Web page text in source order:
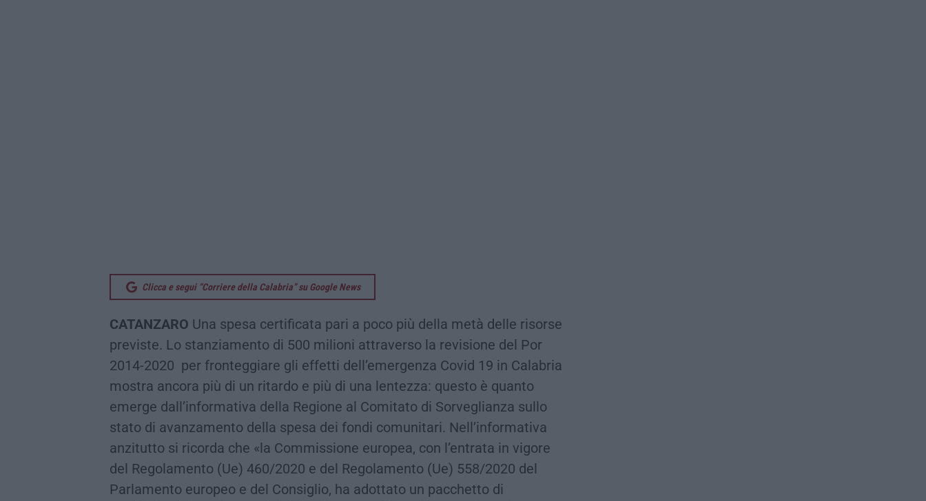
Clicca e segui “Corriere della Calabria” su Google News
CATANZARO Una spesa certificata pari a poco più della metà delle risorse
previste. Lo stanziamento di 500 milioni attraverso la revisione del Por
2014-2020 per fronteggiare gli effetti dell’emergenza Covid 19 in Calabria
mostra ancora più di un ritardo e più di una lentezza: questo è quanto
emerge dall’informativa della Regione al Comitato di Sorveglianza sullo
stato di avanzamento della spesa dei fondi comunitari. Nell’informativa
anzitutto si ricorda che «la Commissione europea, con l’entrata in vigore
del Regolamento (Ue) 460/2020 e del Regolamento (Ue) 558/2020 del
Parlamento europeo e del Consiglio, ha adottato un pacchetto di